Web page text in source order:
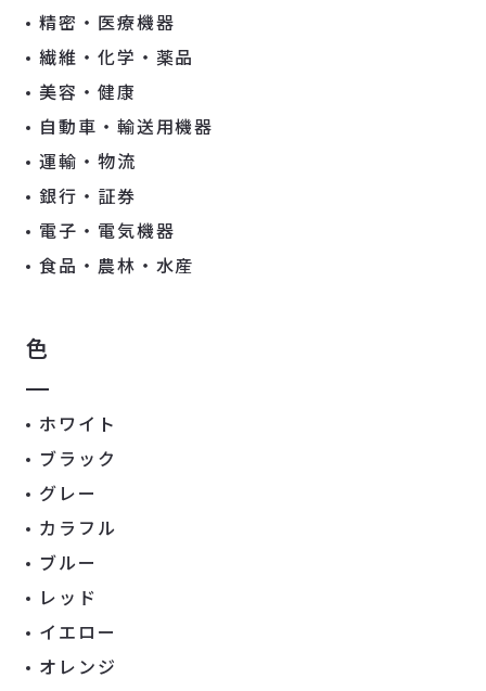
精密・医療機器
繊維・化学・薬品
美容・健康
自動車・輸送用機器
運輸・物流
銀行・証券
電子・電気機器
食品・農林・水産
色
ホワイト
ブラック
グレー
カラフル
ブルー
レッド
イエロー
オレンジ